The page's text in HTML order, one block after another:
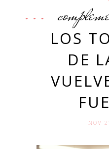
LOS
DE
NOV